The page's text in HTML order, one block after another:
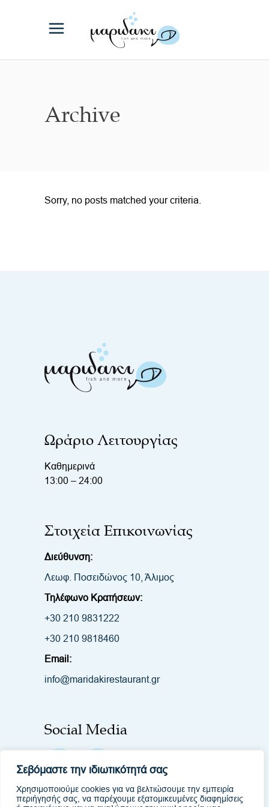
Σεβόμαστε την ιδιωτικότητά σας
Χρησιμοποιούμε cookies για να βελτιώσουμε την εμπειρία
περιήγησής σας, να παρέχουμε εξατομικευμένες διαφημίσεις
Archive
Sorry, no posts matched your criteria.
Ωράριο Λειτουργίας
Καθημερινά
13:00 – 24:00
Στοιχεία Επικοινωνίας
Διεύθυνση:
Λεωφ. Ποσειδώνος 10, Άλιμος
Τηλέφωνο Κρατήσεων:
+30 210 9831222
+30 210 9818460
Email:
info@maridakirestaurant.gr
Social Media